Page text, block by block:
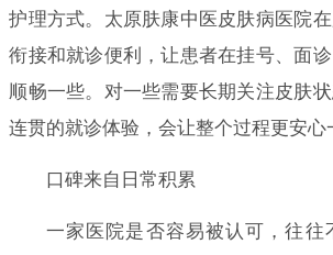
护理方式。太原肤康中医皮肤病医院
衔接和就诊便利，让患者在挂号、面
顺畅一些。对一些需要长期关注皮肤
连贯的就诊体验，会让整个过程更安心
口碑来自日常积累
一家医院是否容易被认可，往往